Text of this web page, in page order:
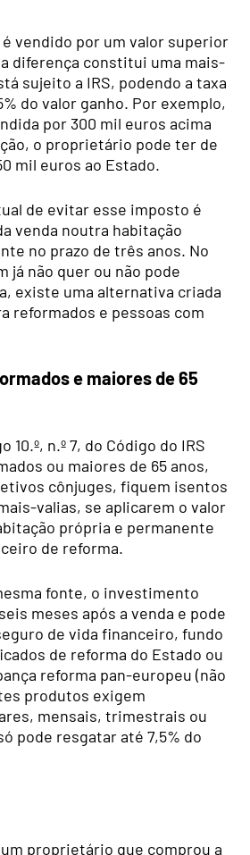
é vendido por um valor superior
diferença constitui uma mais-
sujeito a IRS, podendo a taxa
do valor ganho. Por exemplo,
por 300 mil euros acima
o proprietário pode ter de
mil euros ao Estado.
de evitar esse imposto é
venda noutra habitação
no prazo de três anos. No
já não quer ou não pode
existe uma alternativa criada
reformados e pessoas com
e maiores de 65
10.º, n.º 7, do Código do IRS
ou maiores de 65 anos,
cônjuges, fiquem isentos
valias, se aplicarem o valor
própria e permanente
de reforma.
fonte, o investimento
meses após a venda e pode
de vida financeiro, fundo
de reforma do Estado ou
reforma pan-europeu (não
produtos exigem
mensais, trimestrais ou
pode resgatar até 7,5% do
proprietário que comprou a